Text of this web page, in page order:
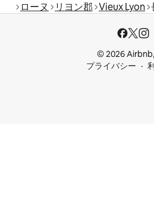
ローヌ
リヨン郡 Vieux Lyon
© 2026
プライバシー